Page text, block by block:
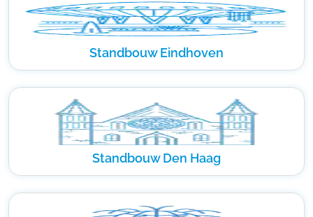
Standbouw Eindhoven
Standbouw Den Haag